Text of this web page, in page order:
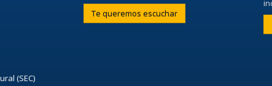
(SEC)
Te queremos escuchar